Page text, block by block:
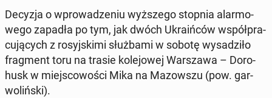
Decyzja o wpro­wa­dze­niu wyż­sze­go stopnia alar­mo­
we­go zapadła po tym, jak dwóch Ukra­iń­ców współ­pra­
cu­ją­cych z ro­syj­ski­mi służ­ba­mi w sobotę wy­sa­dzi­ło
frag­ment toru na trasie ko­le­jo­wej War­sza­wa – Do­ro­
husk w miej­sco­wo­ści Mika na Ma­zow­szu (pow. gar­
wo­liń­ski).